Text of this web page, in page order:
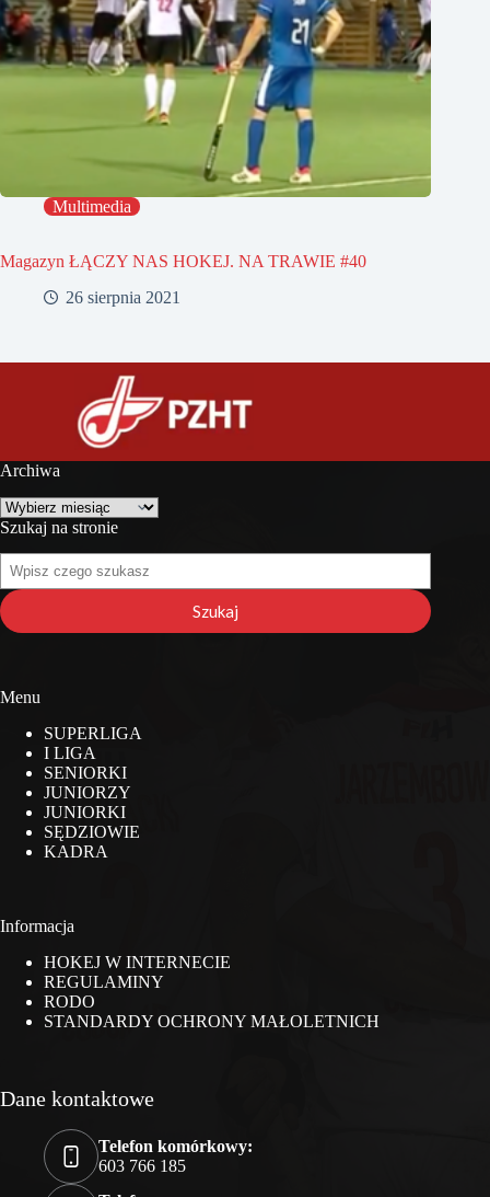
Multimedia
Magazyn ŁĄCZY NAS HOKEJ. NA TRAWIE #40
26 sierpnia 2021
Archiwa
Archiwa
Szukaj na stronie
Szukaj
na
stronie
Szukaj
Menu
SUPERLIGA
I LIGA
SENIORKI
JUNIORZY
JUNIORKI
SĘDZIOWIE
KADRA
Informacja
HOKEJ W INTERNECIE
REGULAMINY
RODO
STANDARDY OCHRONY MAŁOLETNICH
Dane kontaktowe
Telefon komórkowy:
603 766 185